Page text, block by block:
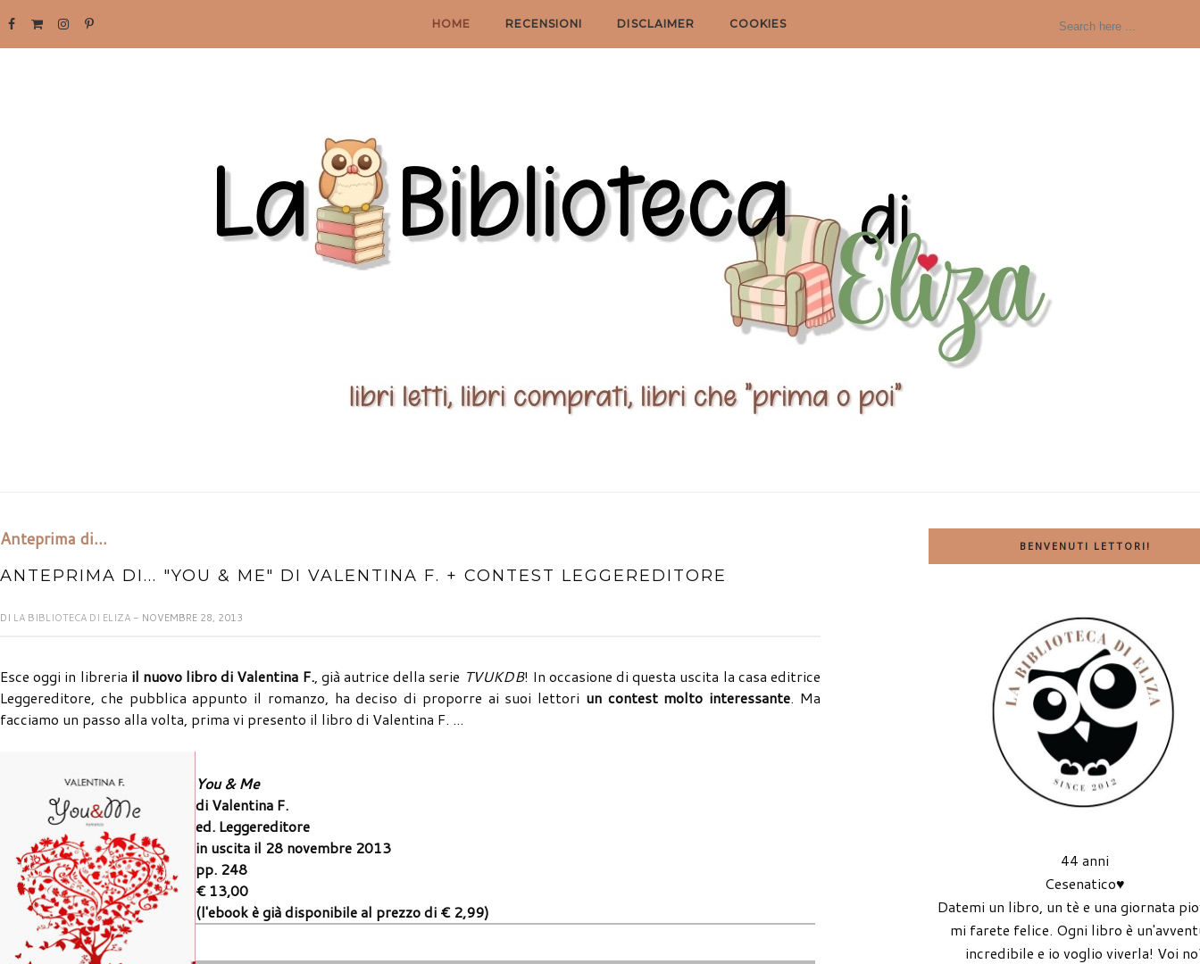
HOME RECENSIONI DISCLAIMER COOKIES
Anteprima di...
ANTEPRIMA DI... "YOU & ME" DI VALENTINA F. + CONTEST LEGGEREDITORE
DI LA BIBLIOTECA DI ELIZA - NOVEMBRE 28, 2013
Esce oggi in libreria il nuovo libro di Valentina F., già autrice della serie TVUKDB! In occasione di questa uscita la casa editrice
Leggereditore, che pubblica appunto il romanzo, ha deciso di proporre ai suoi lettori un contest molto interessante. Ma
facciamo un passo alla volta, prima vi presento il libro di Valentina F. ...
You & Me
di Valentina F.
ed. Leggereditore
in uscita il 28 novembre 2013
pp. 248
€ 13,00
(l'ebook è già disponibile al prezzo di € 2,99)
BENVENUTI LETTORI!
44 anni
Cesenatico♥
Datemi un libro, un tè e una giornata
mi farete felice. Ogni libro è
incredibile e io voglio viverla! Voi